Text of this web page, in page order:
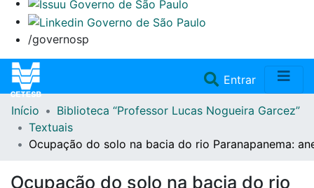
/governosp
Entrar(current)
Home
Início
Biblioteca “Professor Lucas Nogueira Garcez”
Textuais
Ocupação do solo na bacia do rio Paranapanema:
Ocupação do solo na bacia do rio